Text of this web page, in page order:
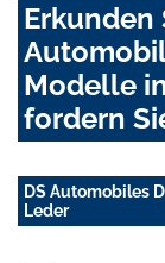
Erkunden
Modelle
fordern
DS Automobiles
Leder